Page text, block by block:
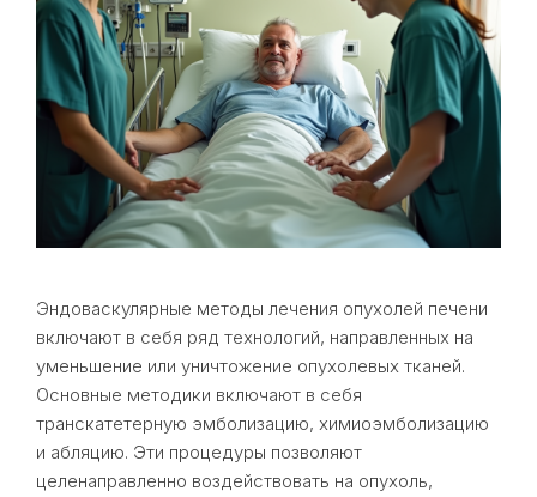
Эндоваскулярные методы лечения опухолей печени
включают в себя ряд технологий, направленных на
уменьшение или уничтожение опухолевых тканей.
Основные методики включают в себя
транскатетерную эмболизацию, химиоэмболизацию
и абляцию. Эти процедуры позволяют
целенаправленно воздействовать на опухоль,